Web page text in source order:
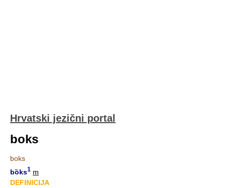
Hrvatski jezični portal
boks
boks
bȍks1 m
DEFINICIJA